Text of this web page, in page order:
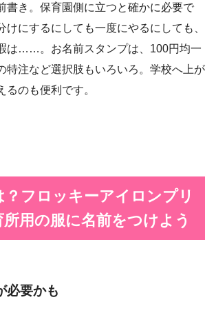
書き。保育園側に立つと確かに必要で
けにするにしても一度にやるにしても、
は……。お名前スタンプは、100円均一
特注など選択肢もいろいろ。学校へ上が
るのも便利です。
？フロッキーアイロンプリ
用の服に名前をつけよう
必要かも